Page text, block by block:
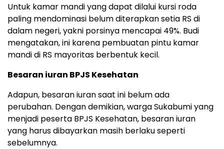
Untuk kamar mandi yang dapat dilalui kursi roda
paling mendominasi belum diterapkan setia RS di
dalam negeri, yakni porsinya mencapai 49%. Budi
mengatakan, ini karena pembuatan pintu kamar
mandi di RS mayoritas berbentuk kecil.
Besaran iuran BPJS Kesehatan
Adapun, besaran iuran saat ini belum ada
perubahan. Dengan demikian, warga Sukabumi yang
menjadi peserta BPJS Kesehatan, besaran iuran
yang harus dibayarkan masih berlaku seperti
sebelumnya.